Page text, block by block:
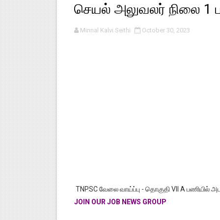
பள்ளி காலை வழிபாட்டுச்
குழந்தைகள் பாதுகாப்பு அலகில்
செயல் அலுவலர் நிலை 1
Minnal Kalvi Seithi October 30, 2023
TNPSC வேலை வாய்ப்பு - தொகுதி VII A
JOIN OUR JOB NEWS GROUP